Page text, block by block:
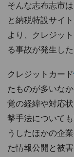
そんな志布志市
と納税特設サイ
より、クレジッ
る事故が発生し
クレジットカード
たものが多いなか
覚の経緯や対応
撃手法について
うしたほかの企
た情報公開と被